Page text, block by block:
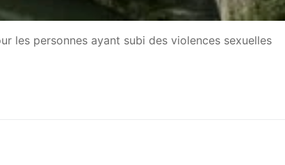
les personnes ayant subi des violences sexuelles